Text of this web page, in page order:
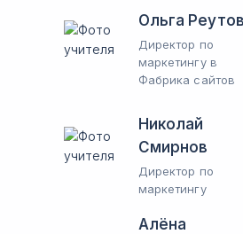
Ольга
Директор по
маркетингу в
Фабрика сайтов
Николай
Смирнов
Директор по
маркетингу
Алёна